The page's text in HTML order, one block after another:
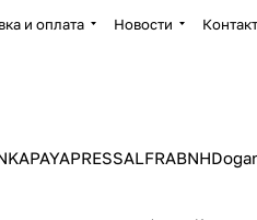
и оплата Новости
PAYAPRESSALFRABNH